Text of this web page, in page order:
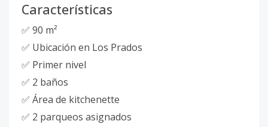
Características
✅ 90 m²
✅ Ubicación en Los Prados
✅ Primer nivel
✅ 2 baños
✅ Área de kitchenette
✅ 2 parqueos asignados